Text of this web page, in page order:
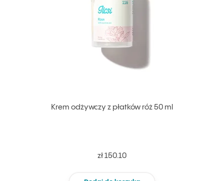
Krem odżywczy z płatków róż 50 ml
zł 150.10